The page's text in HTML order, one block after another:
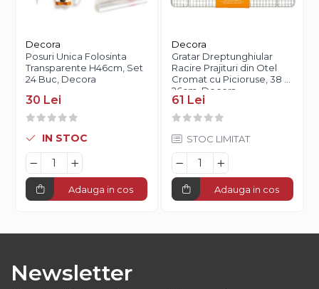
Decora
Posuri Unica Folosinta
Transparente H46cm, Set
24 Buc, Decora
30 Lei
IN STOC
Adauga in cos
Decora
Gratar Dreptunghiular
Racire Prajituri din Otel
Cromat cu Picioruse, 38 x
26cm, Decora
61 Lei
STOC LIMITAT
Adauga in cos
Newsletter